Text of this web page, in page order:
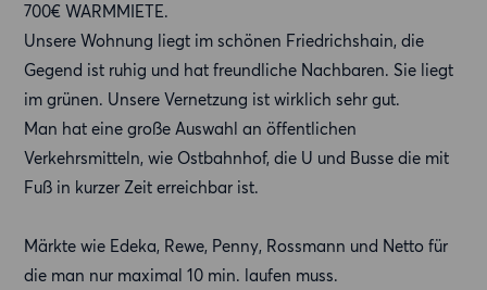
700€ WARMMIETE.
Unsere Wohnung liegt im schönen Friedrichshain, die
Gegend ist ruhig und hat freundliche Nachbaren. Sie liegt
im grünen. Unsere Vernetzung ist wirklich sehr gut.
Man hat eine große Auswahl an öffentlichen
Verkehrsmitteln, wie Ostbahnhof, die U und Busse die mit
Fuß in kurzer Zeit erreichbar ist.
Märkte wie Edeka, Rewe, Penny, Rossmann und Netto für
die man nur maximal 10 min. laufen muss.